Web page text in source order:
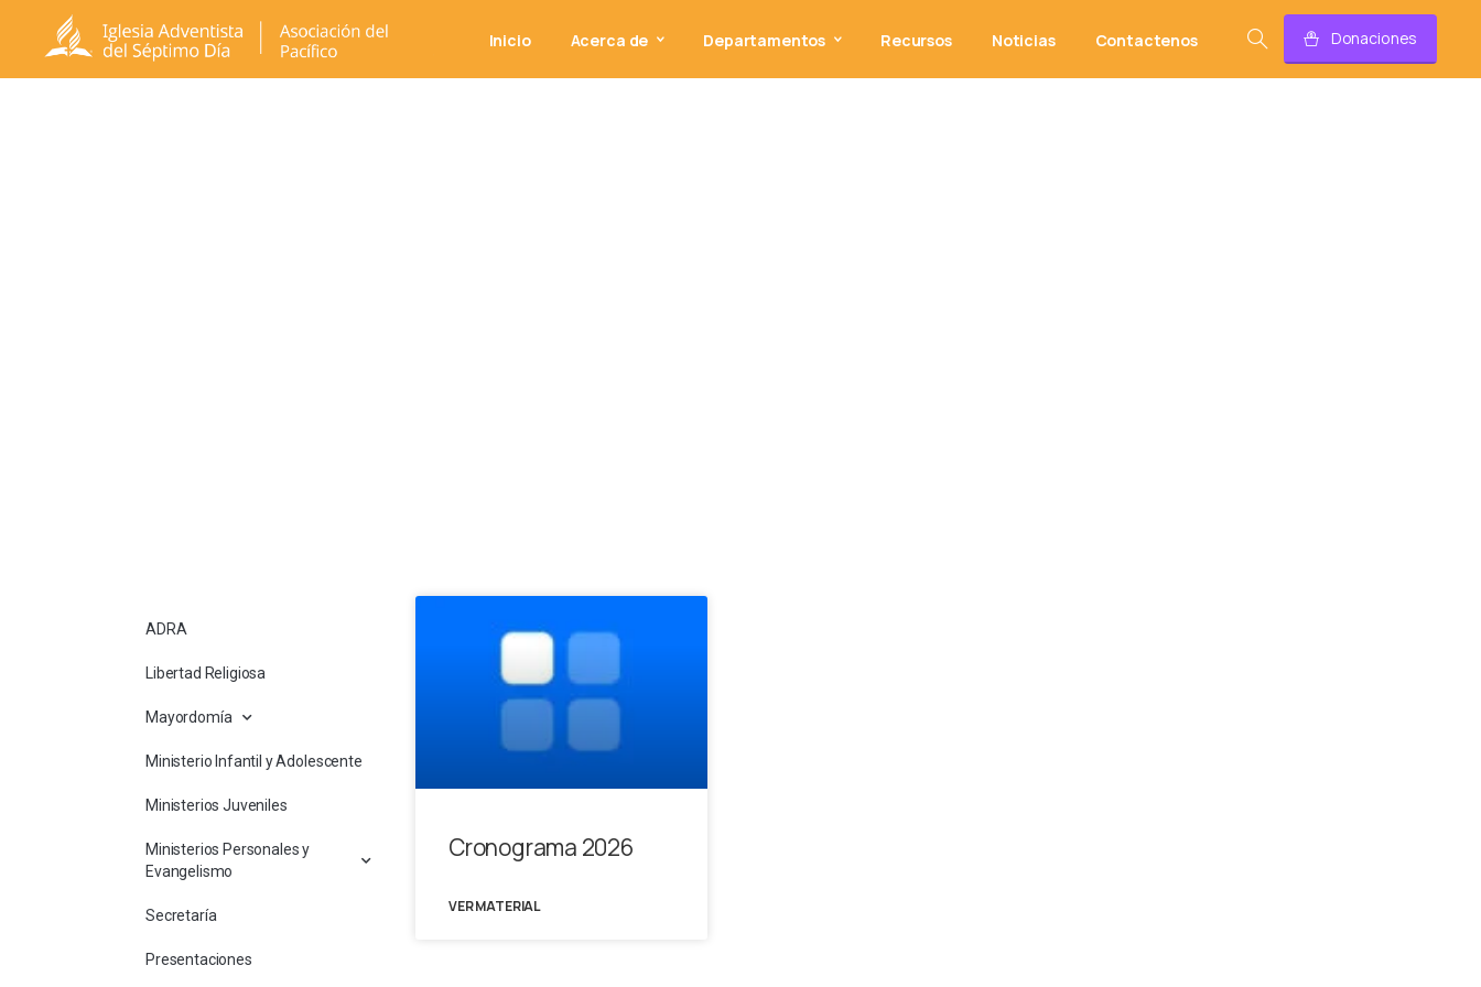
Inicio Acerca de Departamentos Recursos Noticias Contactenos Donaciones
ADRA
Libertad Religiosa
Mayordomía
Ministerio Infantil y Adolescente
Ministerios Juveniles
Ministerios Personales y
Evangelismo
Secretaría
Presentaciones
Cronograma 2026
VER MATERIAL